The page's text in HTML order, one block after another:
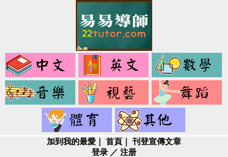
中
文
音
藝
健
身
加到我的最愛 首頁
刊登宣傳文章
登录 ／ 注册